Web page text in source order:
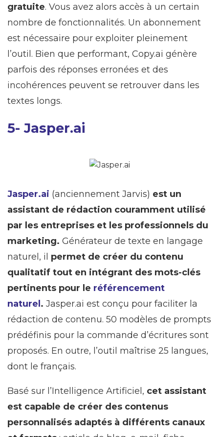
gratuite. Vous avez alors accès à un certain
nombre de fonctionnalités. Un abonnement
est nécessaire pour exploiter pleinement
l’outil. Bien que performant, Copy.ai génère
parfois des réponses erronées et des
incohérences peuvent se retrouver dans les
textes longs.
5- Jasper.ai
Jasper.ai (anciennement Jarvis) est un
assistant de rédaction couramment utilisé
par les entreprises et les professionnels du
marketing. Générateur de texte en langage
naturel, il permet de créer du contenu
qualitatif tout en intégrant des mots-clés
pertinents pour le référencement
naturel . Jasper.ai est conçu pour faciliter la
rédaction de contenu. 50 modèles de prompts
prédéfinis pour la commande d’écritures sont
proposés. En outre, l’outil maîtrise 25 langues,
dont le français.
Basé sur l’Intelligence Artificiel, cet assistant
est capable de créer des contenus
personnalisés adaptés à différents canaux